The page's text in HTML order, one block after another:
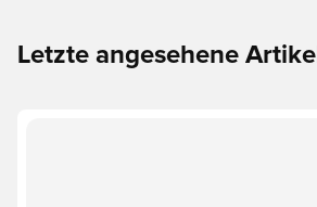
Letzte angesehene Artikel